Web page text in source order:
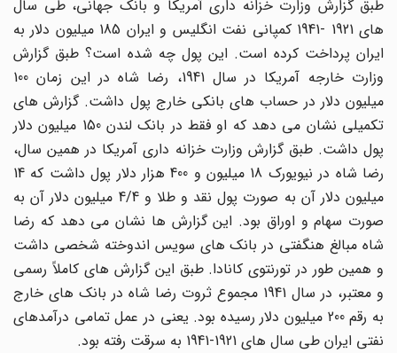
طبق گزارش وزارت خزانه داری آمریکا و بانک جهانی، طی سال
های 1921 -1941 کمپانی نفت انگلیس و ایران 185 میلیون دلار به
ایران پرداخت کرده است. این پول چه شده است؟ طبق گزارش
وزارت خارجه آمریکا در سال 1941، رضا شاه در این زمان 100
میلیون دلار در حساب های بانکی خارج پول داشت. گزارش های
تکمیلی نشان می دهد که او فقط در بانک لندن 150 میلیون دلار
پول داشت. طبق گزارش وزارت خزانه داری آمریکا در همین سال،
رضا شاه در نیویورک 18 میلیون و 400 هزار دلار پول داشت که 14
میلیون دلار آن به صورت پول نقد و طلا و 4/4 میلیون دلار آن به
صورت سهام و اوراق بود. این گزارش ها نشان می دهد که رضا
شاه مبالغ هنگفتی در بانک های سویس اندوخته شخصی داشت
و همین طور در تورنتوی کانادا. طبق این گزارش های کاملاً رسمی
و معتبر، در سال 1941 مجموع ثروت رضا شاه در بانک های خارج
به رقم 200 میلیون دلار رسیده بود. یعنی در عمل تمامی درآمدهای
نفتی ایران طی سال های 1921-1941 به سرقت رفته بود.